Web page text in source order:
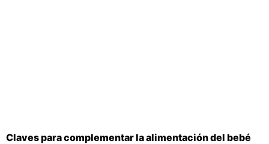
Claves para complementar la alimentación del bebé